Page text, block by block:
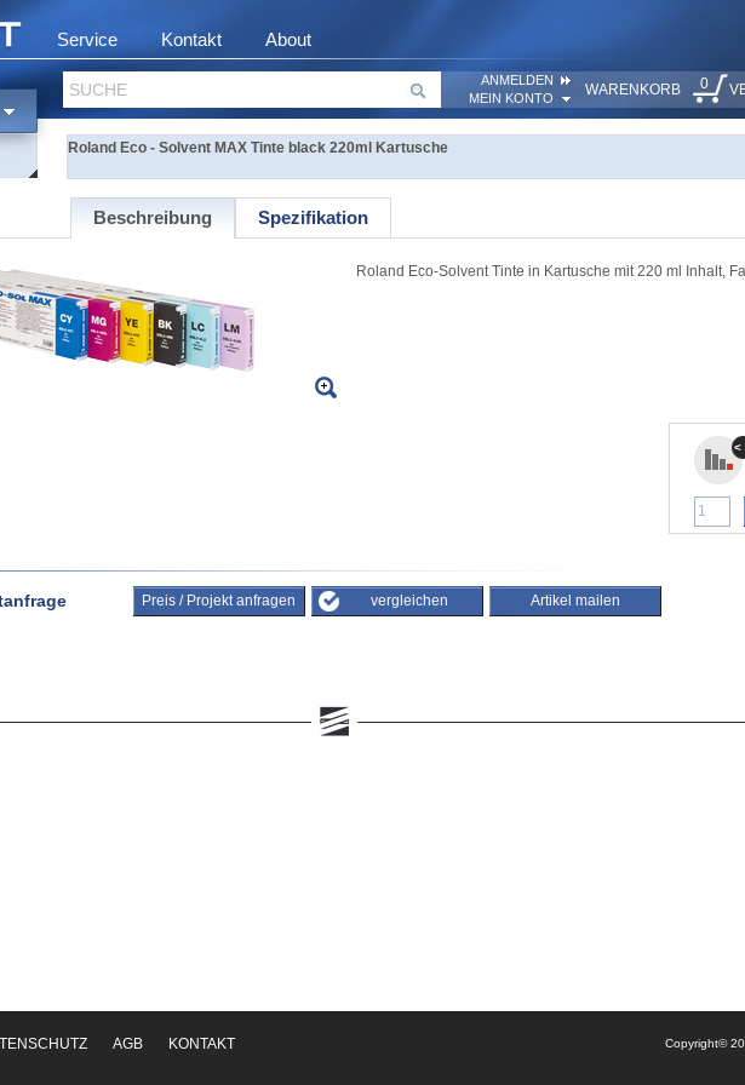
Service Kontakt About
SUCHE
ANMELDEN
MEIN KONTO
WARENKORB 0
Roland Eco - Solvent MAX Tinte black 220ml Kartusche
Beschreibung Spezifikation
Roland Eco-Solvent Tinte in Kartusche mit 220 ml Inhalt,
<
Preis / Projekt anfragen vergleichen Artikel mailen
AGB KONTAKT Copyright©